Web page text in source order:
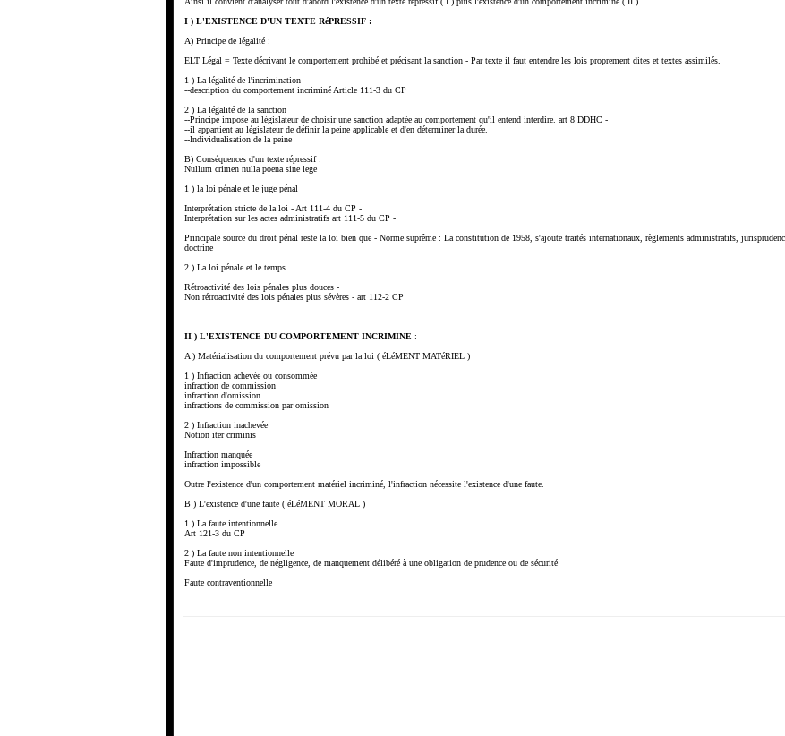
I ) L'EXISTENCE D'UN TEXTE RéPRESSIF :
A) Principe de légalité :
ELT Légal = Texte décrivant le comportement prohibé et précisant la sanction - Par texte il faut entendre les lois proprement dites et textes assimilés.
1 ) La légalité de l'incrimination
--description du comportement incriminé Article 111-3 du CP
2 ) La légalité de la sanction
--Principe impose au législateur de choisir une sanction adaptée au comportement qu'il entend interdire. art 8 DDHC -
--il appartient au législateur de définir la peine applicable et d'en déterminer la durée.
--Individualisation de la peine
B) Conséquences d'un texte répressif :
Nullum crimen nulla poena sine lege
1 ) la loi pénale et le juge pénal
Interprétation stricte de la loi - Art 111-4 du CP -
Interprétation sur les actes administratifs art 111-5 du CP -
Principale source du droit pénal reste la loi bien que - Norme suprême : La constitution de 1958, s'ajoute traités internationaux, règlements administratifs,
doctrine
2 ) La loi pénale et le temps
Rétroactivité des lois pénales plus douces -
Non rétroactivité des lois pénales plus sévères - art 112-2 CP
II ) L'EXISTENCE DU COMPORTEMENT INCRIMINE :
A ) Matérialisation du comportement prévu par la loi ( éLéMENT MATéRIEL )
1 ) Infraction achevée ou consommée
infraction de commission
infraction d'omission
infractions de commission par omission
2 ) Infraction inachevée
Notion iter criminis
Infraction manquée
infraction impossible
Outre l'existence d'un comportement matériel incriminé, l'infraction nécessite l'existence d'une faute.
B ) L'existence d'une faute ( éLéMENT MORAL )
1 ) La faute intentionnelle
Art 121-3 du CP
2 ) La faute non intentionnelle
Faute d'imprudence, de négligence, de manquement délibéré à une obligation de prudence ou de sécurité
Faute contraventionnelle